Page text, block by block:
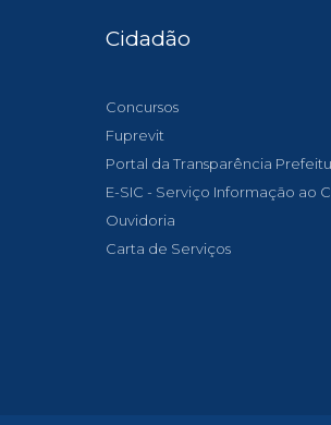
Cidadão
Concursos
Fuprevit
Portal da Transparência
E-SIC - Serviço Informação ao
Ouvidoria
Carta de Serviços